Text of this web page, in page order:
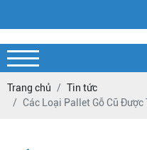
Trang chủ
Tin tức
Các Loại Pallet Gỗ Cũ Được